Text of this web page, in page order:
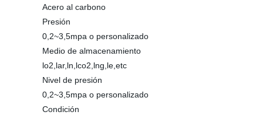
Acero al carbono
Presión
0,2~3,5mpa o personalizado
Medio de almacenamiento
lo2,lar,ln,lco2,lng,le,etc
Nivel de presión
0,2~3,5mpa o personalizado
Condición